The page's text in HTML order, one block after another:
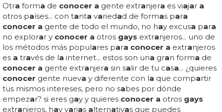
Otra forma de conocer a gente extranjera es viajar a
otros países... con tanta variedad de formas para
conocer a gente de todo el mundo, no hay excusa para
no explorar y conocer a otros gays extranjeros... uno de
los métodos más populares para conocer a extranjeros
es a través de la internet... estos son una gran forma de
conocer a gente extranjera sin salir de tu casa... ¿quieres
conocer gente nueva y diferente con la que compartir
tus mismos intereses, pero no sabes por dónde
empezar? si eres gay y quieres conocer a otros gays
extranjeros, hay varias alternativas que puedes